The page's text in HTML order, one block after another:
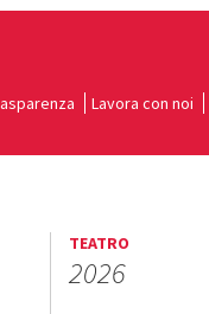
Lavora con noi
TEATRO
2026